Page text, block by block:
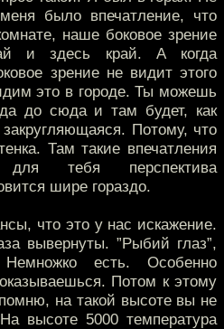
было впечатление, что
наше боковое зрение
и здесь край. А когда
зрение не видит этого
это в городе. Ты можешь
до сюда и там будет, как
Потому, что
Там такие впечатления
тебя перспектива
шире гораздо.
что это у нас искажение.
вывернуты. ”Рыбий глаз”,
есть. Особенно
Потом к этому
на такой высоте вы не
высоте 5000 температура